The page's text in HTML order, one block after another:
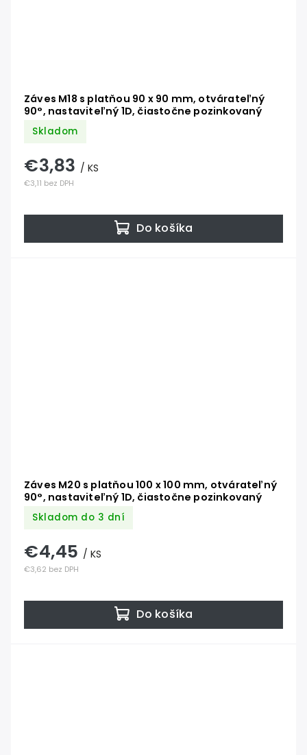
Záves M18 s platňou 90 x 90 mm, otvárateľný
90°, nastaviteľný 1D, čiastočne pozinkovaný
Skladom
€3,11 bez DPH
€3,83 / KS
Do košíka
Záves M20 s platňou 100 x 100 mm, otvárateľný
90°, nastaviteľný 1D, čiastočne pozinkovaný
Skladom do 3 dní
€3,62 bez DPH
€4,45 / KS
Do košíka